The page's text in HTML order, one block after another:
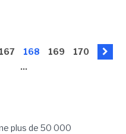
167 168 169
170
...
plus de 50 000